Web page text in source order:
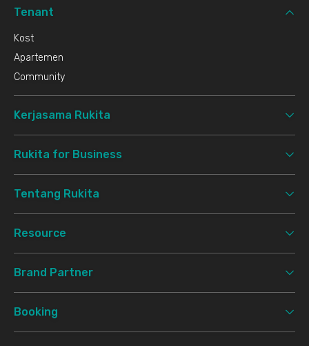
Tenant
Kost
Apartemen
Community
Kerjasama Rukita
Rukita for Business
Tentang Rukita
Resource
Brand Partner
Booking